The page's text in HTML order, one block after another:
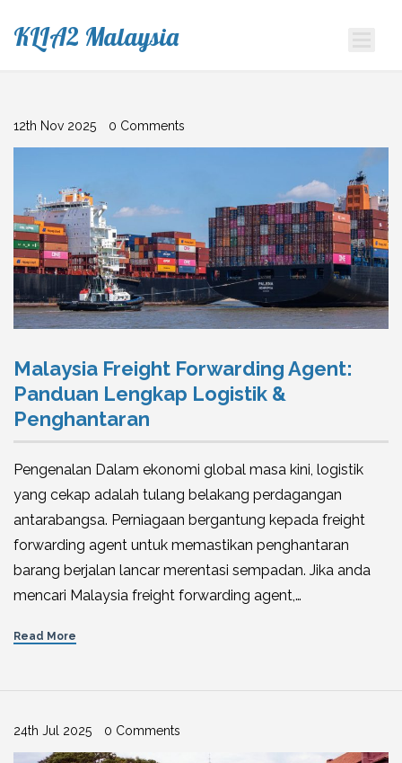
KLIA2 Malaysia
12th Nov 2025 0 Comments
Malaysia Freight Forwarding Agent:
Panduan Lengkap Logistik &
Penghantaran
Pengenalan Dalam ekonomi global masa kini, logistik
yang cekap adalah tulang belakang perdagangan
antarabangsa. Perniagaan bergantung kepada freight
forwarding agent untuk memastikan penghantaran
barang berjalan lancar merentasi sempadan. Jika anda
mencari Malaysia freight forwarding agent,…
Read More
24th Jul 2025 0 Comments